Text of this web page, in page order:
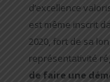
d’excellence
est même inscrit
2020, fort de sa
représentativité
de faire une